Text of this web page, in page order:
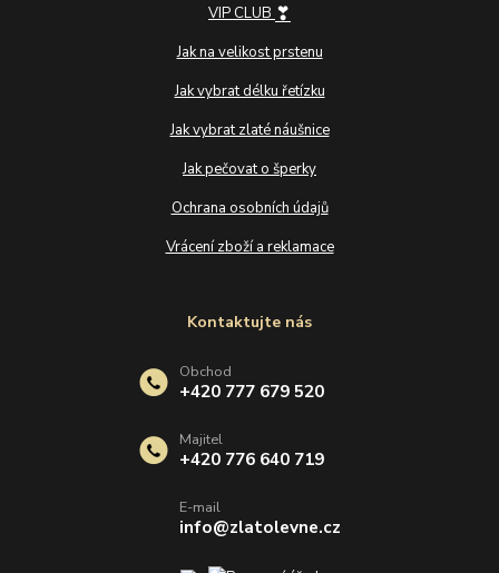
VIP CLUB ❣
Jak na velikost prstenu
Jak vybrat délku řetízku
Jak vybrat zlaté náušnice
Jak pečovat o šperky
Ochrana osobních údajů
Vrácení zboží a reklamace
Kontaktujte nás
Obchod
+420 777 679 520
Majitel
+420 776 640 719
E-mail
info@zlatolevne.cz